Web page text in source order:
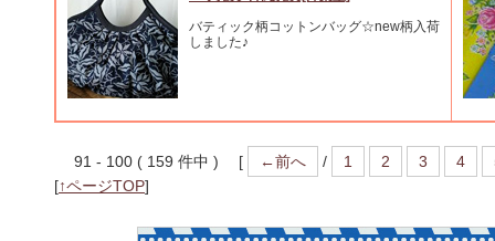
バティック柄コットンバッグ☆new柄入荷
しました♪
91 - 100 ( 159 件中 ) [ ←前へ / 1 2 3 4
[↑ページTOP]